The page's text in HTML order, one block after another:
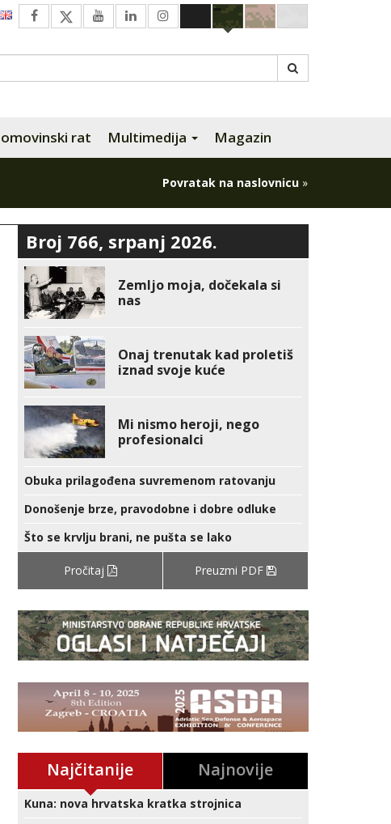
rat Multimedija Magazin
Povratak na naslovnicu »
Broj 766, srpanj 2026.
Zemljo moja, dočekala si
nas
Onaj trenutak kad proletiš
iznad svoje kuće
Mi nismo heroji, nego
profesionalci
Obuka prilagođena suvremenom ratovanju
Donošenje brze, pravodobne i dobre odluke
Što se krvlju brani, ne pušta se lako
Pročitaj Preuzmi PDF
Najčitanije Najnovije
Kuna: nova hrvatska kratka strojnica